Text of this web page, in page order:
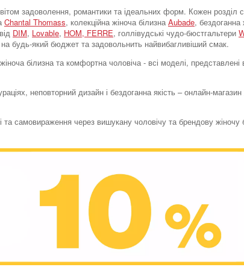
задоволення, романтики та ідеальних форм. Кожен
Chantal Thomass, колекційна жіноча білизнаAubade, бездоганна
DIM, Lovable, HOM, FERRE, голлівудські чудо-бюстгальтери
будь-який бюджет та задовольнить найвибагливіший смак.
білизна та комфортна чоловіча - всі моделі,
неповторний дизайн і бездоганна якість – онлайн-
самовираження через вишукану чоловічу та брендову жіночу